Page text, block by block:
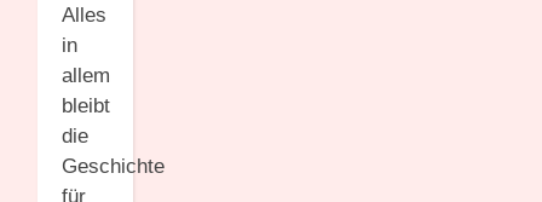
Alles
in
allem
bleibt
die
Geschichte
für